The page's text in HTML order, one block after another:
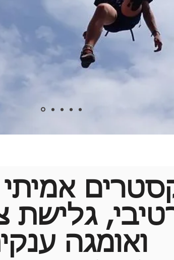
וגלישת
גלישת
ואומגה